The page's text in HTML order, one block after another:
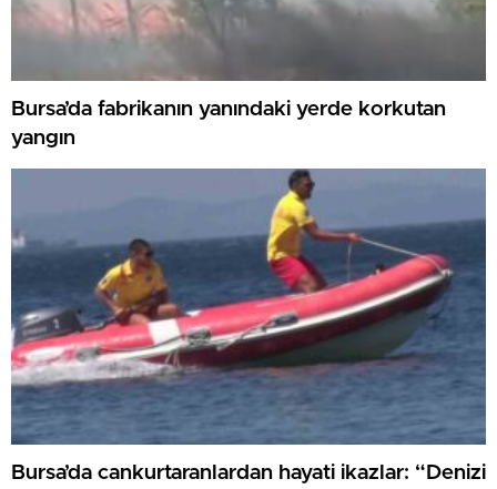
Bursa’da fabrikanın yanındaki yerde korkutan
yangın
Bursa’da cankurtaranlardan hayati ikazlar: “Denizi